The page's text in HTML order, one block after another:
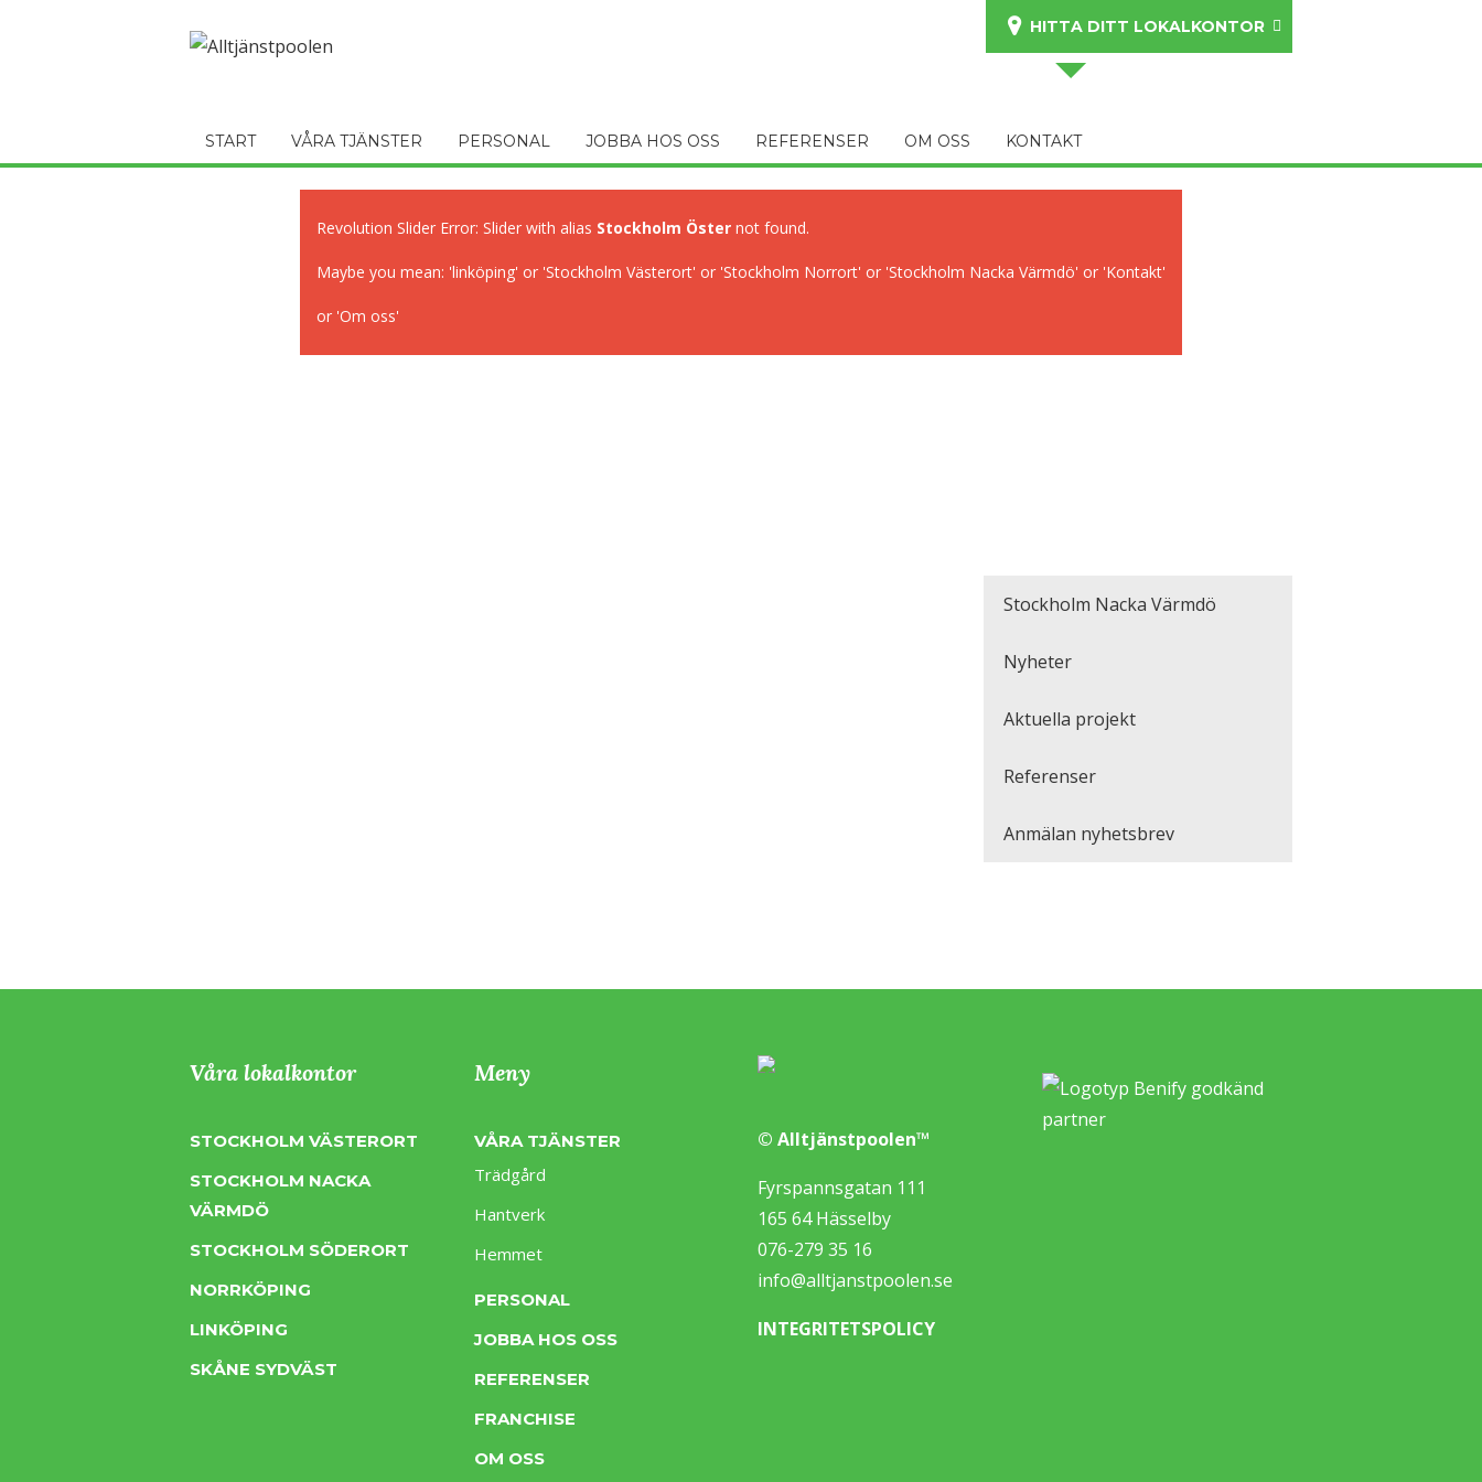
HITTA DITT LOKALKONTOR
START VÅRA TJÄNSTER PERSONAL JOBBA HOS OSS REFERENSER OM OSS KONTAKT
Revolution Slider Error: Slider with alias Stockholm Öster not found.
Maybe you mean: 'linköping' or 'Stockholm Västerort' or 'Stockholm Norrort' or 'Stockholm Nacka Värmdö' or 'Kontakt'
or 'Om oss'
Stockholm Nacka Värmdö
Nyheter
Aktuella projekt
Referenser
Anmälan nyhetsbrev
Våra lokalkontor
STOCKHOLM VÄSTERORT
STOCKHOLM NACKA
VÄRMDÖ
STOCKHOLM SÖDERORT
NORRKÖPING
LINKÖPING
SKÅNE SYDVÄST
Meny
VÅRA TJÄNSTER
Trädgård
Hantverk
Hemmet
PERSONAL
JOBBA HOS OSS
REFERENSER
FRANCHISE
OM OSS
© Alltjänstpoolen™
Fyrspannsgatan 111
165 64 Hässelby
076-279 35 16
info@alltjanstpoolen.se
INTEGRITETSPOLICY